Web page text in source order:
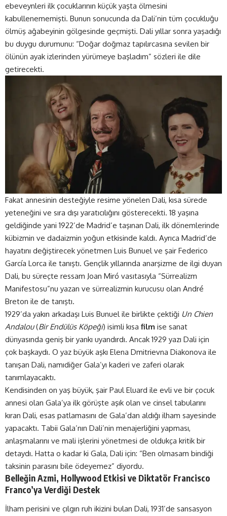
ebeveynleri ilk çocuklarının küçük yaşta ölmesini
kabullenememişti. Bunun sonucunda da Dali’nin tüm çocukluğu
ölmüş ağabeyinin gölgesinde geçmişti. Dali yıllar sonra yaşadığı
bu duygu durumunu: “Doğar doğmaz tapılırcasına sevilen bir
ölünün ayak izlerinden yürümeye başladım” sözleri ile dile
getirecekti.
Fakat annesinin desteğiyle resime yönelen Dali, kısa sürede
yeteneğini ve sıra dışı yaratıcılığını gösterecekti. 18 yaşına
geldiğinde yani 1922’de Madrid’e taşınan Dali, ilk dönemlerinde
kübizmin ve dadaizmin yoğun etkisinde kaldı. Ayrıca Madrid’de
hayatını değiştirecek yönetmen Luis Bunuel ve şair Federico
García Lorca ile tanıştı. Gençlik yıllarında anarşizme de ilgi duyan
Dali, bu süreçte ressam Joan Miró vasıtasıyla “Sürrealizm
Manifestosu”nu yazan ve sürrealizmin kurucusu olan André
Breton ile de tanıştı.
1929’da yakın arkadaşı Luis Bunuel ile birlikte çektiği Un Chien
Andalou(Bir Endülüs Köpeği) isimli kısa film ise sanat
dünyasında geniş bir yankı uyandırdı. Ancak 1929 yazı Dali için
çok başkaydı. O yaz büyük aşkı Elena Dmitrievna Diakonova ile
tanışan Dali, namıdiğer Gala’yı kaderi ve zaferi olarak
tanımlayacaktı.
Kendisinden on yaş büyük, şair Paul Eluard ile evli ve bir çocuk
annesi olan Gala’ya ilk görüşte aşık olan ve cinsel tabularını
kıran Dali, esas patlamasını de Gala’dan aldığı ilham sayesinde
yapacaktı. Tabii Gala’nın Dali’nin menajerliğini yapması,
anlaşmalarını ve mali işlerini yönetmesi de oldukça kritik bir
detaydı. Hatta o kadar ki Gala, Dali için: “Ben olmasam bindiği
taksinin parasını bile ödeyemez” diyordu.
Belleğin Azmi, Hollywood Etkisi ve Diktatör Francisco
Franco’ya Verdiği Destek
İlham perisini ve çılgın ruh ikizini bulan Dali, 1931’de sansasyon